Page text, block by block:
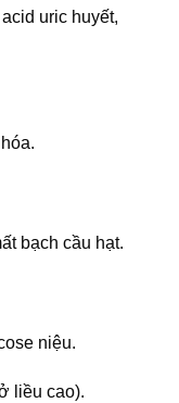
uric huyết,
bạch cầu hạt.
niệu.
liều cao).